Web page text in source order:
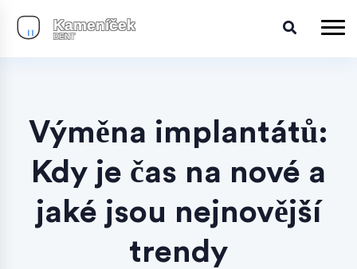
Výměna implantátů:
Kdy je čas na nové a
jaké jsou nejnovější
trendy